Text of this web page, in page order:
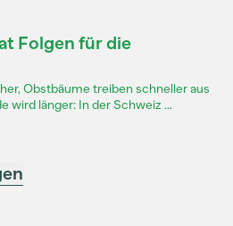
Folgen für die
Obstbäume treiben schneller aus
wird länger: In der Schweiz ...